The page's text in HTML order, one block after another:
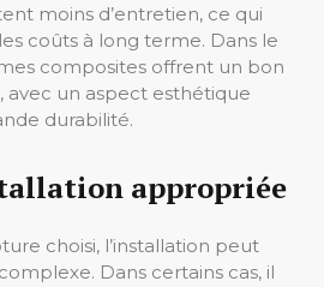
moins d’entretien, ce qui
coûts à long terme. Dans le
composites offrent un bon
avec un aspect esthétique
durabilité.
appropriée
choisi, l’installation peut
Dans certains cas, il